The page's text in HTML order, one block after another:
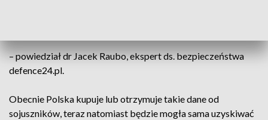
– powiedział dr Jacek Raubo, ekspert ds. bezpieczeństwa
defence24.pl.
Obecnie Polska kupuje lub otrzymuje takie dane od
sojuszników, teraz natomiast będzie mogła sama uzyskiwać